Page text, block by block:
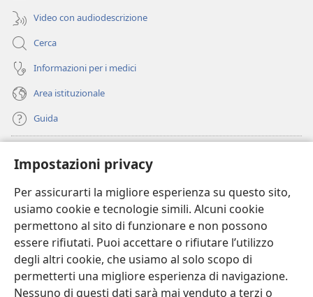
Impostazioni privacy
Per assicurarti la migliore esperienza su questo sito,
usiamo cookie e tecnologie simili. Alcuni cookie
permettono al sito di funzionare e non possono
essere rifiutati. Puoi accettare o rifiutare l’utilizzo
degli altri cookie, che usiamo al solo scopo di
permetterti una migliore esperienza di navigazione.
Nessuno di questi dati sarà mai venduto a terzi o
Video con audiodescrizione
Cerca
Informazioni per i medici
Area istituzionale
Guida
(apre
una
nuova
finestra)
BIBLIOTECA ONLINE Watchtower
(apre
una
nuova
finestra)
JW Hub
(apre
una
nuova
finestra)
JW Library
Watchtower Library®